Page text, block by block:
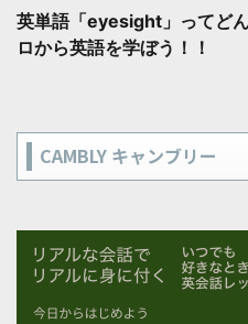
英単語「eyesight」ってど
ロから英語を学ぼう！！
CAMBLY キャンブリー